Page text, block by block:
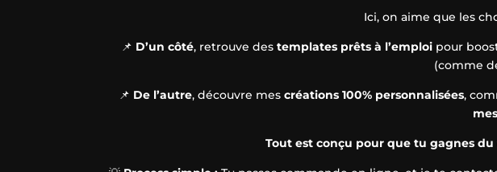
Ici, on aime que les
📌 D’un côté, retrouve des templates prêts à l’emploi pour
(comme
📌 De l’autre, découvre mes créations 100% personnalisées,
Tout est conçu pour que tu gagnes